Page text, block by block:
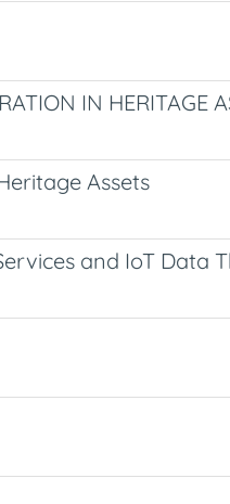
IN HERITAGE
Assets
and IoT Data